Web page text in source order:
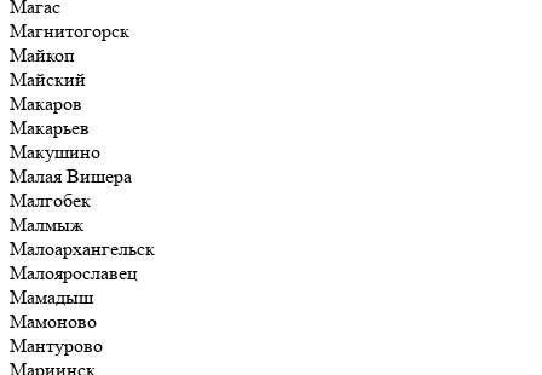
Магас
Магнитогорск
Майкоп
Майский
Макаров
Макарьев
Макушино
Малая Вишера
Малгобек
Малмыж
Малоархангельск
Малоярославец
Мамадыш
Мамоново
Мантурово
Мариинск